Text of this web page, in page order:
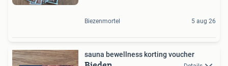
Biezenmortel 5 aug 26
sauna bewellness korting voucher